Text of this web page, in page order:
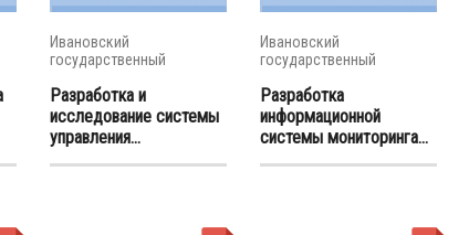
Ивановский
государственный
Разработка и
исследование системы
управления...
Ивановский
государственный
Разработка
информационной
системы мониторинга...